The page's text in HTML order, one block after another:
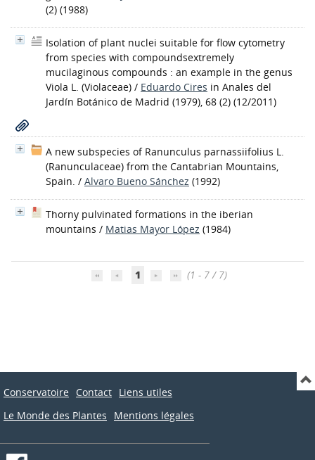
(2) (1988)
Isolation of plant nuclei suitable for flow cytometry
from species with compoundsextremely
mucilaginous compounds : an example in the genus
Viola L. (Violaceae) / Eduardo Cires in Anales del
Jardín Botánico de Madrid (1979), 68 (2) (12/2011)
A new subspecies of Ranunculus parnassiifolius L.
(Ranunculaceae) from the Cantabrian Mountains,
Spain. / Alvaro Bueno Sánchez (1992)
Thorny pulvinated formations in the iberian
mountains / Matias Mayor López (1984)
1 (1 - 7 / 7)
Conservatoire Contact Liens utiles
Le Monde des Plantes
Mentions légales